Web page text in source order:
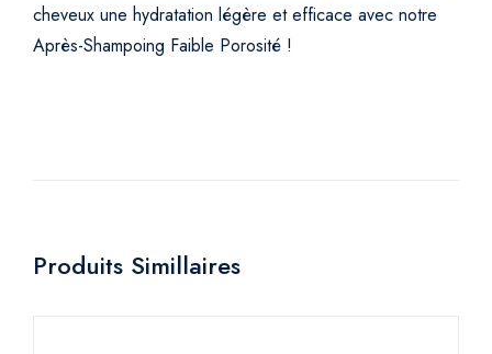
cheveux une hydratation légère et efficace avec notre
Après-Shampoing Faible Porosité !
Produits Simillaires